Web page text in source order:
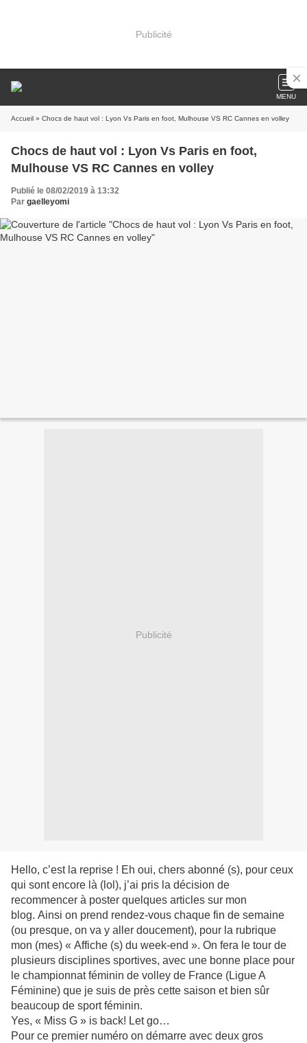
Publicité
MENU
Accueil » Chocs de haut vol : Lyon Vs Paris en foot, Mulhouse VS RC Cannes en volley
Chocs de haut vol : Lyon Vs Paris en foot,
Mulhouse VS RC Cannes en volley
Publié le 08/02/2019 à 13:32
Par gaelleyomi
Publicité
Hello, c’est la reprise ! Eh oui, chers abonné (s), pour ceux
qui sont encore là (lol), j’ai pris la décision de
recommencer à poster quelques articles sur mon
blog. Ainsi on prend rendez-vous chaque fin de semaine
(ou presque, on va y aller doucement), pour la rubrique
mon (mes) « Affiche (s) du week-end ». On fera le tour de
plusieurs disciplines sportives, avec une bonne place pour
le championnat féminin de volley de France (Ligue A
Féminine) que je suis de près cette saison et bien sûr
beaucoup de sport féminin.
Yes, « Miss G » is back! Let go…
Pour ce premier numéro on démarre avec deux gros